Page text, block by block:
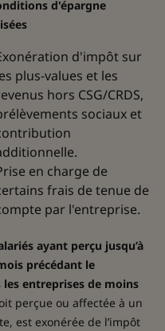
d'épargne
d'impôt sur
plus-values et les
hors CSG/CRDS,
sociaux et
en charge de
frais de tenue de
par l'entreprise.
ayant perçu jusqu’à
précédant le
entreprises de moins
perçue ou affectée à un
est exonérée de l’impôt